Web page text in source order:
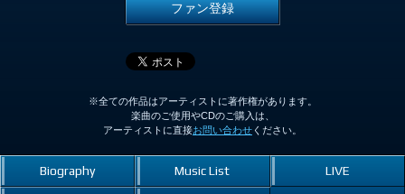
ファン登録
※全ての作品はアーティストに著作権があります。
楽曲のご使用やCDのご購入は、
アーティストに直接お問い合わせ ください。
Biography Music List LIVE